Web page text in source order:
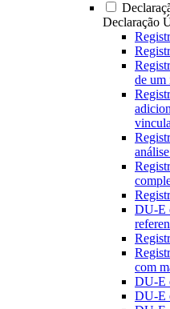
Declaração
de um
DU-E
com
DU-E
DU-E